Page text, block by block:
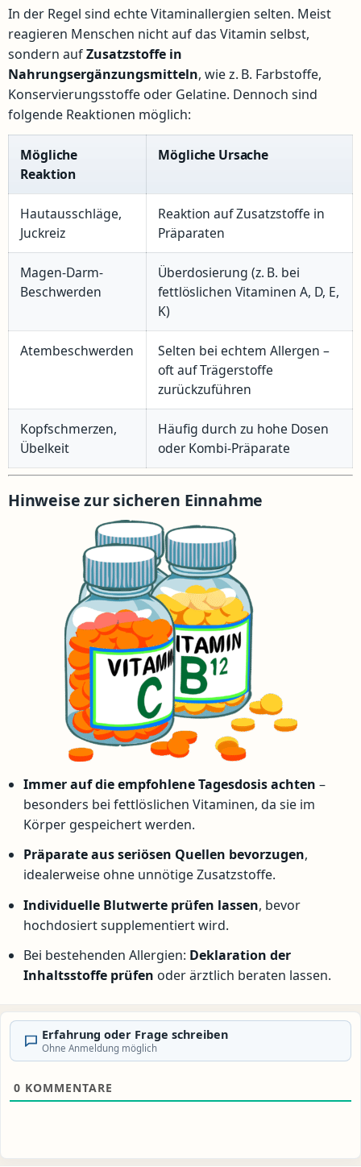
In der Regel sind echte Vitaminallergien selten. Meist
reagieren Menschen nicht auf das Vitamin selbst,
sondern aufZusatzstoffe in
Nahrungsergänzungsmitteln, wie z. B. Farbstoffe,
Konservierungsstoffe oder Gelatine. Dennoch sind
folgende Reaktionen möglich:
Mögliche
Reaktion
Mögliche Ursache
Hautausschläge,
Juckreiz
Reaktion auf Zusatzstoffe in
Präparaten
Magen-Darm-
Beschwerden
Überdosierung (z. B. bei
fettlöslichen Vitaminen A, D, E,
K)
Atembeschwerden
Selten bei echtem Allergen –
oft auf Trägerstoffe
zurückzuführen
Kopfschmerzen,
Übelkeit
Häufig durch zu hohe Dosen
oder Kombi-Präparate
Hinweise zur sicheren Einnahme
Immer auf die empfohlene Tagesdosis achten –
besonders bei fettlöslichen Vitaminen, da sie im
Körper gespeichert werden.
Präparate aus seriösen Quellen bevorzugen,
idealerweise ohne unnötige Zusatzstoffe.
Individuelle Blutwerte prüfen lassen, bevor
hochdosiert supplementiert wird.
Bei bestehenden Allergien: Deklaration der
Inhaltsstoffe prüfen oder ärztlich beraten lassen.
Erfahrung oder Frage schreiben
Ohne Anmeldung möglich
0 KOMMENTARE